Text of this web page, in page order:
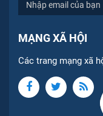
MẠNG XÃ HỘI
Các trang mạng xã